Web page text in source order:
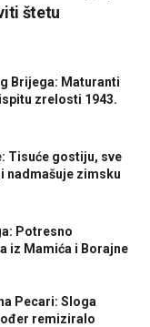
štetu
Brijega: Maturanti
zrelosti 1943.
Tisuće gostiju, sve
nadmašuje zimsku
Potresno
iz Mamića i Borajne
Pecari: Sloga
remiziralo